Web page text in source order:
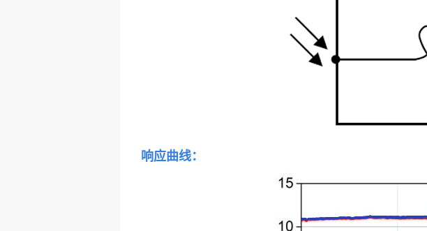
响应曲线：